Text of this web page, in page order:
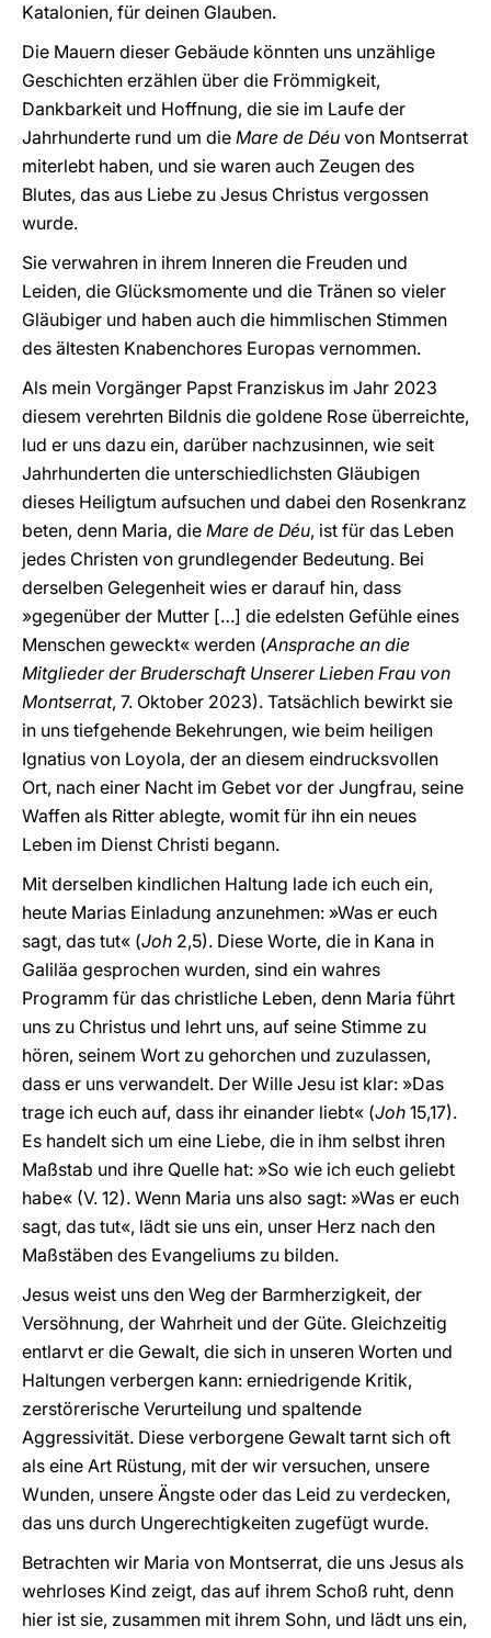
Katalonien, für deinen Glauben.
Die Mauern dieser Gebäude könnten uns unzählige
Geschichten erzählen über die Frömmigkeit,
Dankbarkeit und Hoffnung, die sie im Laufe der
Jahrhunderte rund um die Mare de Déu von Montserrat
miterlebt haben, und sie waren auch Zeugen des
Blutes, das aus Liebe zu Jesus Christus vergossen
wurde.
Sie verwahren in ihrem Inneren die Freuden und
Leiden, die Glücksmomente und die Tränen so vieler
Gläubiger und haben auch die himmlischen Stimmen
des ältesten Knabenchores Europas vernommen.
Als mein Vorgänger Papst Franziskus im Jahr 2023
diesem verehrten Bildnis die goldene Rose überreichte,
lud er uns dazu ein, darüber nachzusinnen, wie seit
Jahrhunderten die unterschiedlichsten Gläubigen
dieses Heiligtum aufsuchen und dabei den Rosenkranz
beten, denn Maria, die Mare de Déu, ist für das Leben
jedes Christen von grundlegender Bedeutung. Bei
derselben Gelegenheit wies er darauf hin, dass
»gegenüber der Mutter […] die edelsten Gefühle eines
Menschen geweckt« werden (Ansprache an die
Mitglieder der Bruderschaft Unserer Lieben Frau von
Montserrat, 7. Oktober 2023). Tatsächlich bewirkt sie
in uns tiefgehende Bekehrungen, wie beim heiligen
Ignatius von Loyola, der an diesem eindrucksvollen
Ort, nach einer Nacht im Gebet vor der Jungfrau, seine
Waffen als Ritter ablegte, womit für ihn ein neues
Leben im Dienst Christi begann.
Mit derselben kindlichen Haltung lade ich euch ein,
heute Marias Einladung anzunehmen: »Was er euch
sagt, das tut« (Joh 2,5). Diese Worte, die in Kana in
Galiläa gesprochen wurden, sind ein wahres
Programm für das christliche Leben, denn Maria führt
uns zu Christus und lehrt uns, auf seine Stimme zu
hören, seinem Wort zu gehorchen und zuzulassen,
dass er uns verwandelt. Der Wille Jesu ist klar: »Das
trage ich euch auf, dass ihr einander liebt« (Joh 15,17).
Es handelt sich um eine Liebe, die in ihm selbst ihren
Maßstab und ihre Quelle hat: »So wie ich euch geliebt
habe« (V. 12). Wenn Maria uns also sagt: »Was er euch
sagt, das tut«, lädt sie uns ein, unser Herz nach den
Maßstäben des Evangeliums zu bilden.
Jesus weist uns den Weg der Barmherzigkeit, der
Versöhnung, der Wahrheit und der Güte. Gleichzeitig
entlarvt er die Gewalt, die sich in unseren Worten und
Haltungen verbergen kann: erniedrigende Kritik,
zerstörerische Verurteilung und spaltende
Aggressivität. Diese verborgene Gewalt tarnt sich oft
als eine Art Rüstung, mit der wir versuchen, unsere
Wunden, unsere Ängste oder das Leid zu verdecken,
das uns durch Ungerechtigkeiten zugefügt wurde.
Betrachten wir Maria von Montserrat, die uns Jesus als
wehrloses Kind zeigt, das auf ihrem Schoß ruht, denn
hier ist sie, zusammen mit ihrem Sohn, und lädt uns ein,